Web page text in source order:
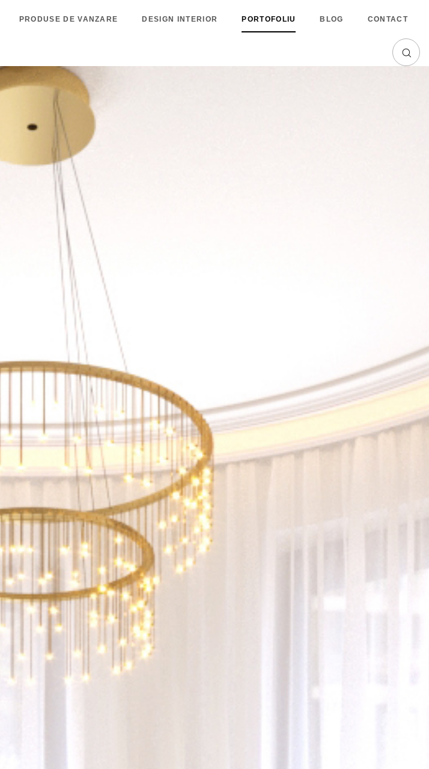
PRODUSE DE VANZARE DESIGN INTERIOR PORTOFOLIU BLOG CONTACT